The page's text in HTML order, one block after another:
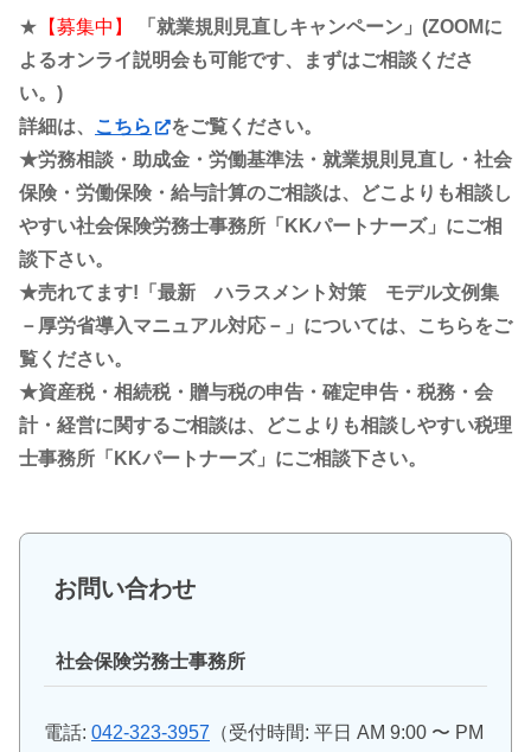
★ 【募集中】
「就業規則見直しキャンペーン」(ZOOMに
よるオンライ説明会も可能です、まずはご相談くださ
い。)
詳細は、
こちら
をご覧ください。
★労務相談・助成金・労働基準法・就業規則見直し・社会
保険・労働保険・給与計算のご相談は、どこよりも相談し
やすい社会保険労務士事務所「KKパートナーズ」にご相
談下さい。
★売れてます!「最新 ハラスメント対策 モデル文例集
－厚労省導入マニュアル対応－」については、こちらをご
覧ください。
★資産税・相続税・贈与税の申告・確定申告・税務・会
計・経営に関するご相談は、どこよりも相談しやすい税理
士事務所「KKパートナーズ」にご相談下さい。
お問い合わせ
社会保険労務士事務所
電話: 042-323-3957 （受付時間: 平日 AM 9:00 〜 PM